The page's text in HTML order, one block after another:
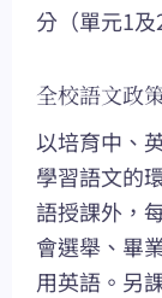
分（單元1
全校語文政
以培育中、
學習語文的
語授課外，
會選舉、畢
用英語。另